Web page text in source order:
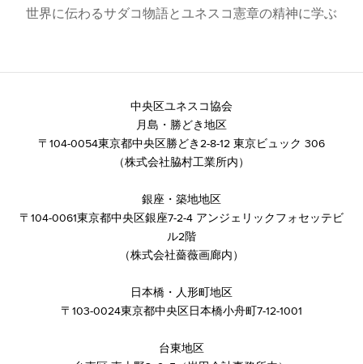
世界に伝わるサダコ物語とユネスコ憲章の精神に学ぶ
中央区ユネスコ協会
月島・勝どき地区
​〒104-0054東京都中央区勝どき2-8-12 東京ビュック 306
​（株式会社脇村工業所内）
銀座・築地地区
​〒104-0061東京都中央区銀座7-2-4 アンジェリックフォセッテビ
ル2階
​（株式会社薔薇画廊内）
日本橋・人形町地区
​〒103-0024東京都中央区日本橋小舟町7-12-1001
台東地区